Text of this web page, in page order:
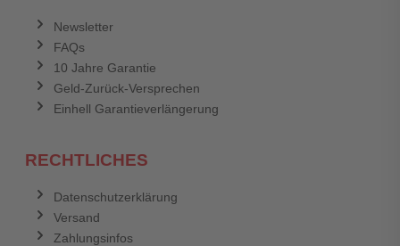
Newsletter
FAQs
10 Jahre Garantie
Geld-Zurück-Versprechen
Einhell Garantieverlängerung
RECHTLICHES
Datenschutzerklärung
Versand
Zahlungsinfos